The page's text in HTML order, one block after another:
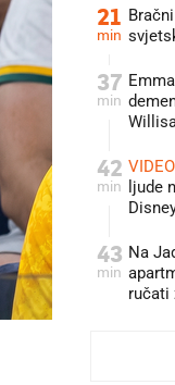
21
min
37
min
42
min
VIDEO
ljude
43
min
Na
ručati